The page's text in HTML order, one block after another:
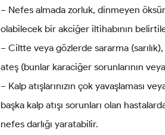
− Nefes almada zorluk, dinmeyen
olabilecek bir akciğer iltihabının
− Ciltte veya gözlerde sararma
ateş (bunlar karaciğer sorunlarının
− Kalp atışlarınızın çok yavaşlaması
başka kalp atışı sorunları olan
nefes darlığı yaratabilir.